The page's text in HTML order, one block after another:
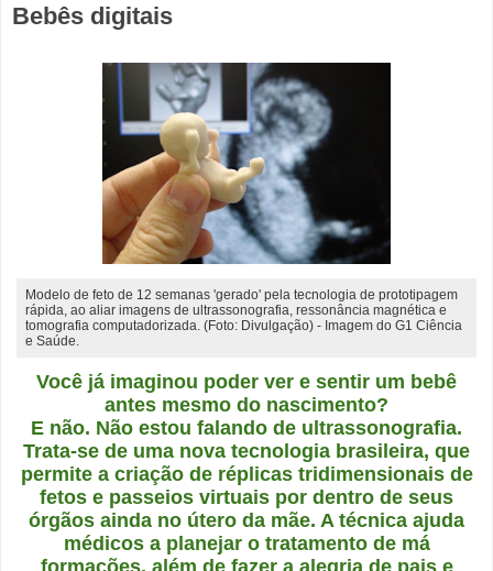
Bebês digitais
Modelo de feto de 12 semanas 'gerado' pela tecnologia de prototipagem
rápida, ao aliar imagens de ultrassonografia, ressonância magnética e
tomografia computadorizada. (Foto: Divulgação) - Imagem do G1 Ciência
e Saúde.
Você já imaginou poder ver e sentir um bebê
antes mesmo do nascimento?
E não. Não estou falando de ultrassonografia.
Trata-se de uma nova tecnologia brasileira, que
permite a criação de réplicas tridimensionais de
fetos e passeios virtuais por dentro de seus
órgãos ainda no útero da mãe. A técnica ajuda
médicos a planejar o tratamento de má